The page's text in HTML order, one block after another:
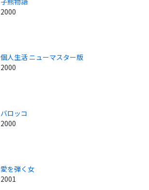
2000
個人生活 ニューマスター版
2000
バロッコ
2000
愛を弾く女
2001